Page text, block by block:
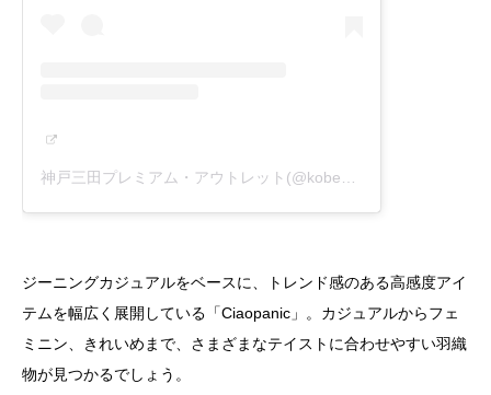
神戸三田プレミアム・アウトレット(@kobesandapremiumoutlets)がシェアした投稿
ジーニングカジュアルをベースに、トレンド感のある高感度アイ
テムを幅広く展開している「Ciaopanic」。カジュアルからフェ
ミニン、きれいめまで、さまざまなテイストに合わせやすい羽織
物が見つかるでしょう。